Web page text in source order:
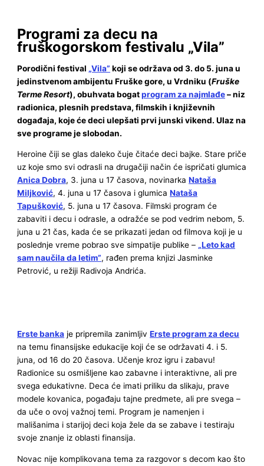
Programi za decu na
fruškogorskom festivalu „Vila”
Porodični festival „Vila” koji se održava od 3. do 5. juna u
jedinstvenom ambijentu Fruške gore, u Vrdniku (Fruške
Terme Resort), obuhvata bogatprogram za najmlađe– niz
radionica, plesnih predstava, filmskih i književnih
događaja, koje će deci ulepšati prvi junski vikend. Ulaz na
sve programe je slobodan.
Heroine čiji se glas daleko čuje čitaće deci bajke. Stare priče
uz koje smo svi odrasli na drugačiji način će ispričati glumica
Anica Dobra, 3. juna u 17 časova, novinarkaNataša
Miljković, 4. juna u 17 časova i glumicaNataša
Tapušković, 5. juna u 17 časova. Filmski program će
zabaviti i decu i odrasle, a odražće se pod vedrim nebom, 5.
juna u 21 čas, kada će se prikazati jedan od filmova koji je u
poslednje vreme pobrao sve simpatije publike – „Leto kad
sam naučila da letim”, rađen prema knjizi Jasminke
Petrović, u režiji Radivoja Andrića.
Erste banka je pripremila zanimljivErste program za decu
na temu finansijske edukacije koji će se održavati 4. i 5.
juna, od 16 do 20 časova. Učenje kroz igru i zabavu!
Radionice su osmišljene kao zabavne i interaktivne, ali pre
svega edukativne. Deca će imati priliku da slikaju, prave
modele kovanica, pogađaju tajne predmete, ali pre svega –
da uče o ovoj važnoj temi. Program je namenjen i
mališanima i starijoj deci koja žele da se zabave i testiraju
svoje znanje iz oblasti finansija.
Novac nije komplikovana tema za razgovor s decom kao što